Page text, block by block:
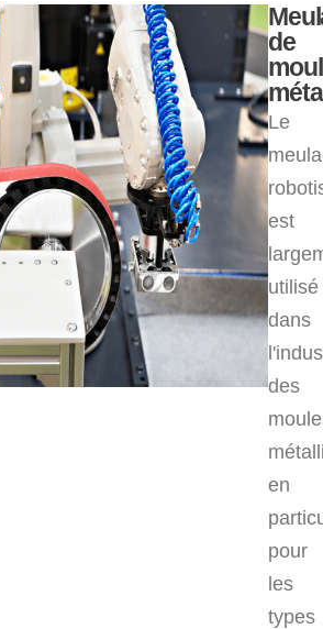
de
Le
est
utilisé
dans
des
en
pour
les
types